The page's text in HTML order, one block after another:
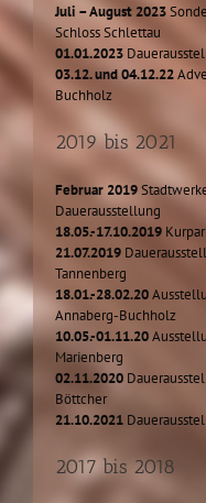
Juli – August 2023
Schloss Schlettau
01.01.2023
03.12. und 04.12.22
Buchholz
2019 bis 2021
Februar 2019
Dauerausstellung
18.05.-17.10.2019
21.07.2019
Tannenberg
18.01.-28.02.20
Annaberg-Buchholz
10.05.-01.11.20
Marienberg
02.11.2020
Böttcher
21.10.2021
2017 bis 2018